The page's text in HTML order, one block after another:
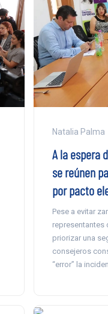
Natalia Palma
A la espera
se reúnen
por pacto
Pese a evitar
representantes
priorizar una
consejeros
“error” la